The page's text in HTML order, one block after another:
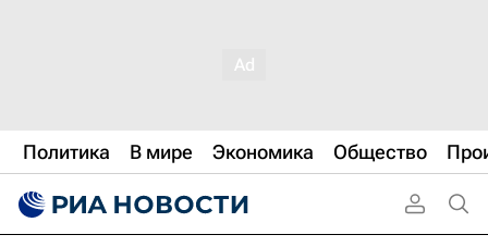
Политика В мире Экономика Общество